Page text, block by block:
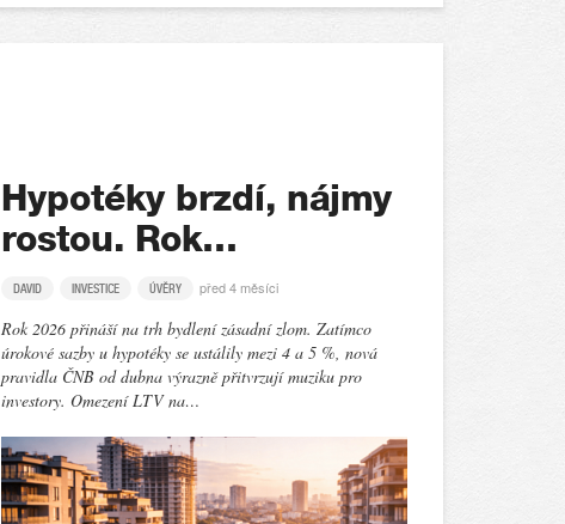
Hypotéky brzdí, nájmy
rostou. Rok…
DAVID INVESTICE ÚVĚRY před 4 měsíci
Rok 2026 přináší na trh bydlení zásadní zlom. Zatímco
úrokové sazby u hypotéky se ustálily mezi 4 a 5 %, nová
pravidla ČNB od dubna výrazně přitvrzují muziku pro
investory. Omezení LTV na…